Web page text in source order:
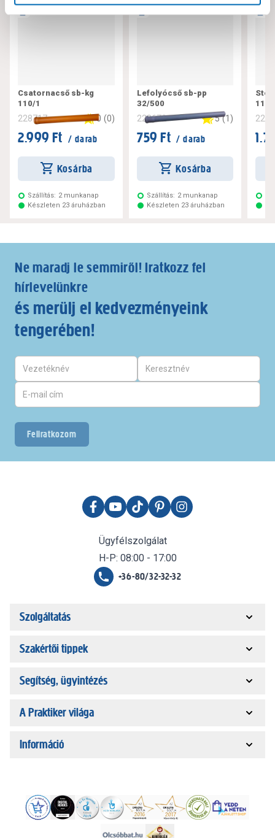
Csatornacső sb-kg
110/1
228717 0 (0)
2.999 Ft / darab
Kosárba
Szállítás: 2 munkanap
Készleten 23 áruházban
Lefolyócső sb-pp
32/500
228672 5 (1)
759 Ft / darab
Kosárba
Szállítás: 2 munkanap
Készleten 23 áruházban
110/
Ne maradj le semmiről! Iratkozz fel
hírlevelünkre
és merülj el kedvezményeink
tengerében!
Feliratkozom
Ügyfélszolgálat
H-P: 08:00 - 17:00
+36-80/32-32-32
Szolgáltatás
Szakértői tippek
Segítség, ügyintézés
A Praktiker világa
Információ